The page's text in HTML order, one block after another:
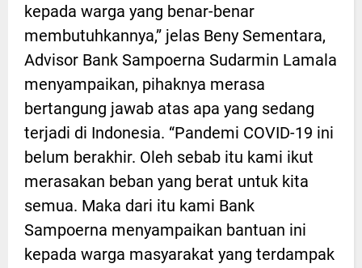
kepada warga yang benar-benar
membutuhkannya,” jelas Beny Sementara,
Advisor Bank Sampoerna Sudarmin Lamala
menyampaikan, pihaknya merasa
bertangung jawab atas apa yang sedang
terjadi di Indonesia. “Pandemi COVID-19 ini
belum berakhir. Oleh sebab itu kami ikut
merasakan beban yang berat untuk kita
semua. Maka dari itu kami Bank
Sampoerna menyampaikan bantuan ini
kepada warga masyarakat yang terdampak